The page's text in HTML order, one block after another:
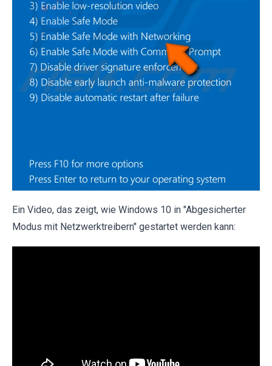
Ein Video, das zeigt, wie Windows 10 in "Abgesicherter
Modus mit Netzwerktreibern" gestartet werden kann: